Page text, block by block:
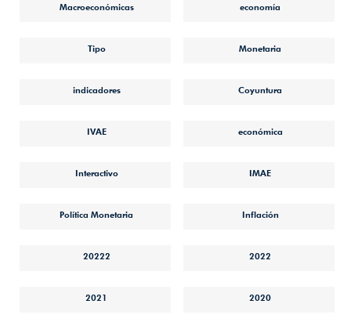
Macroeconómicas economía
Tipo Monetaria
indicadores Coyuntura
IVAE económica
Interactivo IMAE
Política Monetaria Inflación
20222 2022
2021 2020